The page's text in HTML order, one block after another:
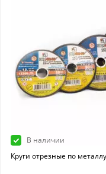
В наличии
Круги отрезные по